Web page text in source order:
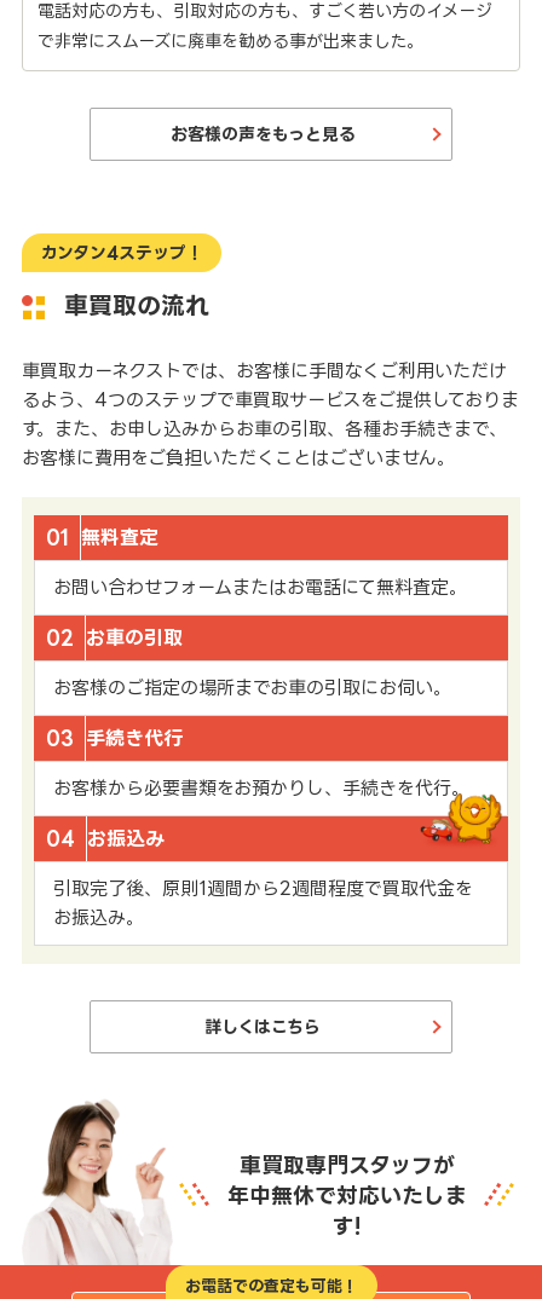
電話対応の方も、引取対応の方も、すごく若い方のイメージ
で非常にスムーズに廃車を勧める事が出来ました。
お客様の声をもっと見る
カンタン4ステップ！
車買取の流れ
車買取カーネクストでは、お客様に手間なくご利用いただけ
るよう、4つのステップで車買取サービスをご提供しておりま
す。また、お申し込みからお車の引取、各種お手続きまで、
お客様に費用をご負担いただくことはございません。
01 無料査定
お問い合わせフォームまたはお電話にて無料査定。
02 お車の引取
お客様のご指定の場所までお車の引取にお伺い。
03 手続き代行
お客様から必要書類をお預かりし、手続きを代行。
04 お振込み
引取完了後、原則1週間から2週間程度で買取代金を
お振込み。
詳しくはこちら
車買取専門スタッフが
年中無休で対応いたしま
す!
お電話での査定も可能！